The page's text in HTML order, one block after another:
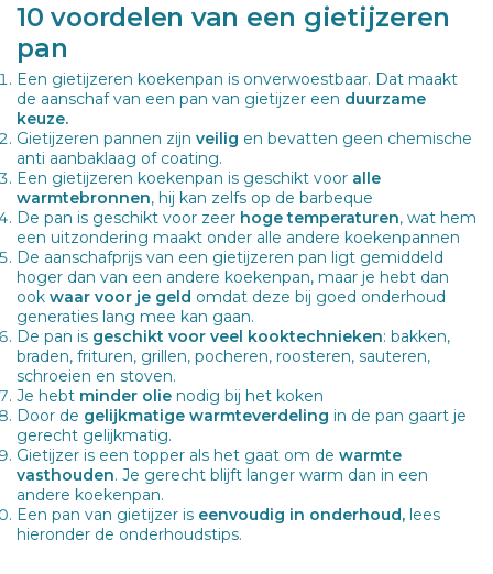
10 voordelen van een gietijzeren
pan
Een gietijzeren koekenpan is onverwoestbaar. Dat maakt
de aanschaf van een pan van gietijzer een duurzame
keuze.
Gietijzeren pannen zijn veilig en bevatten geen chemische
anti aanbaklaag of coating.
Een gietijzeren koekenpan is geschikt voor alle
warmtebronnen, hij kan zelfs op de barbeque
De pan is geschikt voor zeer hoge temperaturen, wat hem
een uitzondering maakt onder alle andere koekenpannen
De aanschafprijs van een gietijzeren pan ligt gemiddeld
hoger dan van een andere koekenpan, maar je hebt dan
ook waar voor je geld omdat deze bij goed onderhoud
generaties lang mee kan gaan.
De pan is geschikt voor veel kooktechnieken: bakken,
braden, frituren, grillen, pocheren, roosteren, sauteren,
schroeien en stoven.
Je hebt minder olie nodig bij het koken
Door de gelijkmatige warmteverdeling in de pan gaart je
gerecht gelijkmatig.
Gietijzer is een topper als het gaat om de warmte
vasthouden. Je gerecht blijft langer warm dan in een
andere koekenpan.
Een pan van gietijzer is eenvoudig in onderhoud, lees
hieronder de onderhoudstips.